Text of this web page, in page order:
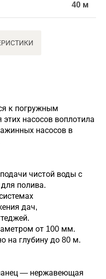
40 м
к погружным
насосов воплотила
насосов в
чистой воды с
полива.
дач,
от 100 мм.
на глубину до 80 м.
— нержавеющая